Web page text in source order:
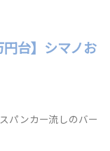
台】シマノお
パンカー流しのバー